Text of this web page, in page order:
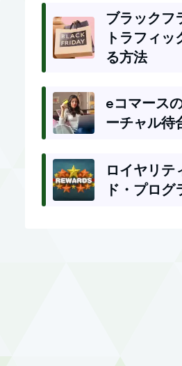
ブラックフ
トラフィッ
る方法
eコマース
ーチャル待
ロイヤリテ
ド・プログ